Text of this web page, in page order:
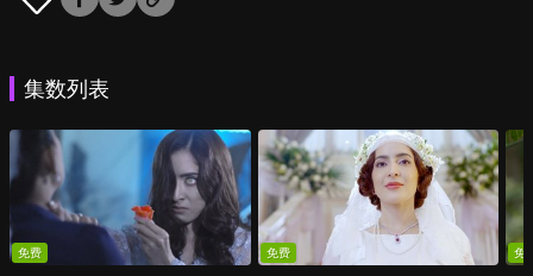
集数列表
免费 免费 免